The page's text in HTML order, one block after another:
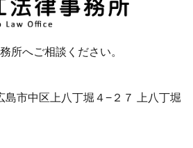
所へご相談ください。
市中区上八丁堀４−２７ 上八丁堀